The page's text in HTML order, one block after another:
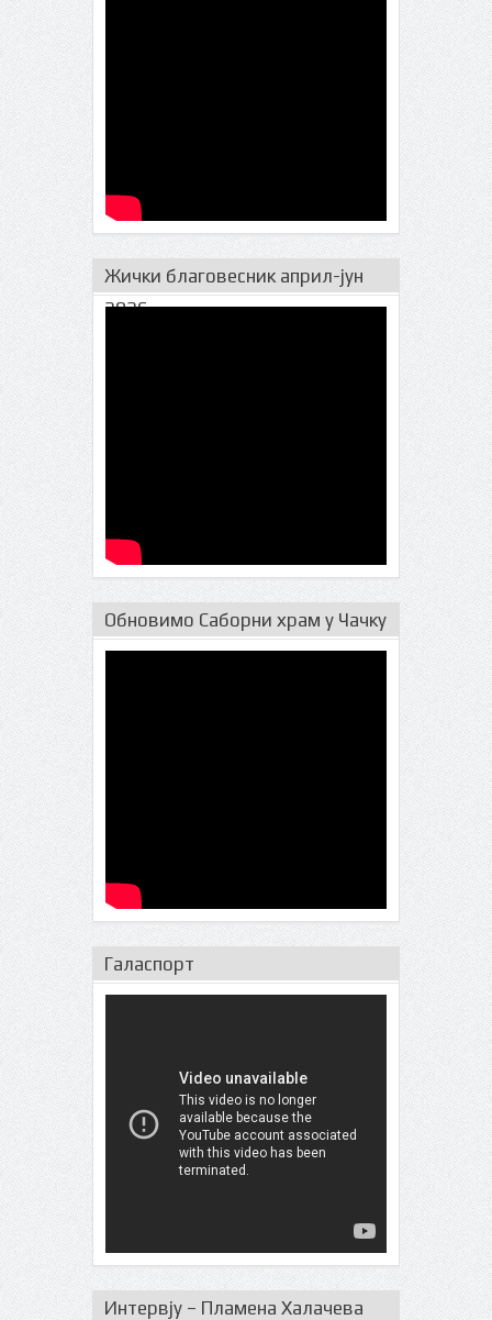
Жички благовесник април-јун
2026.
Обновимо Саборни храм у Чачку
Галаспорт
Интервју – Пламена Халачева